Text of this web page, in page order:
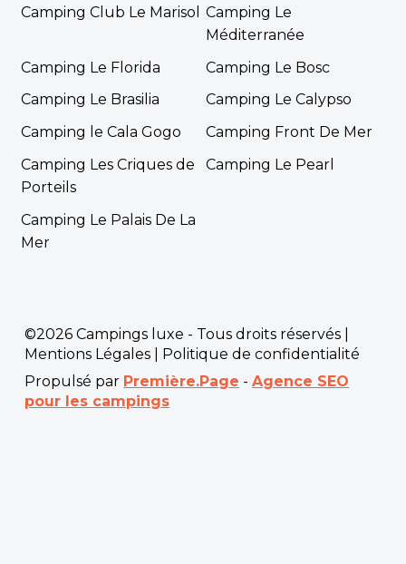
Camping Club Le Marisol
Camping Le
Méditerranée
Camping Le Florida
Camping Le Bosc
Camping Le Brasilia
Camping Le Calypso
Camping le Cala Gogo
Camping Front De Mer
Camping Les Criques de
Porteils
Camping Le Pearl
Camping Le Palais De La
Mer
©2026 Campings luxe - Tous droits réservés |
Mentions Légales
Politique de confidentialité
Propulsé par Première.Page -Agence SEO
pour les campings